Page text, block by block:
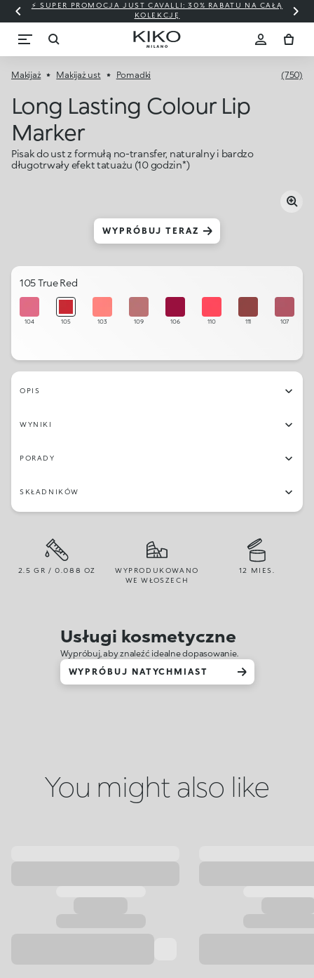
⚡ SUPER PROMOCJA JUST CAVALLI: 30% RABATU NA CAŁĄ
KOLEKCJĘ
Makijaż Makijaż ust Pomadki (750)
Long Lasting Colour Lip
Marker
Pisak do ust z formułą no-transfer, naturalny i bardzo
długotrwały efekt tatuażu (10 godzin*)
WYPRÓBUJ TERAZ
105 True Red
104 105 103 109 106 110 111 107
OPIS
WYNIKI
PORADY
SKŁADNIKÓW
2.5 GR / 0.088 OZ
WYPRODUKOWANO
WE WŁOSZECH
12 MIES.
Usługi kosmetyczne
Wypróbuj, aby znaleźć idealne dopasowanie.
WYPRÓBUJ NATYCHMIAST
You might also like